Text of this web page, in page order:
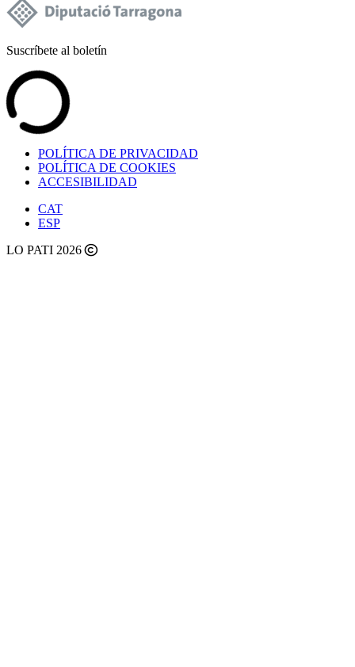
Suscríbete al boletín
POLÍTICA DE PRIVACIDAD
POLÍTICA DE COOKIES
ACCESIBILIDAD
CAT
ESP
LO PATI 2026